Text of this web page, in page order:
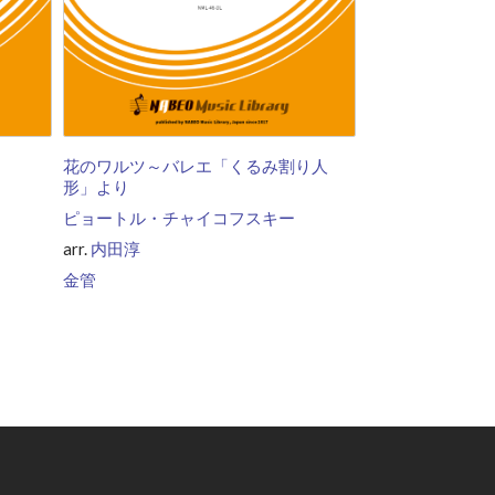
花のワルツ～バレエ「くるみ割り人
形」より
ピョートル・チャイコフスキー
arr. 内田淳
金管